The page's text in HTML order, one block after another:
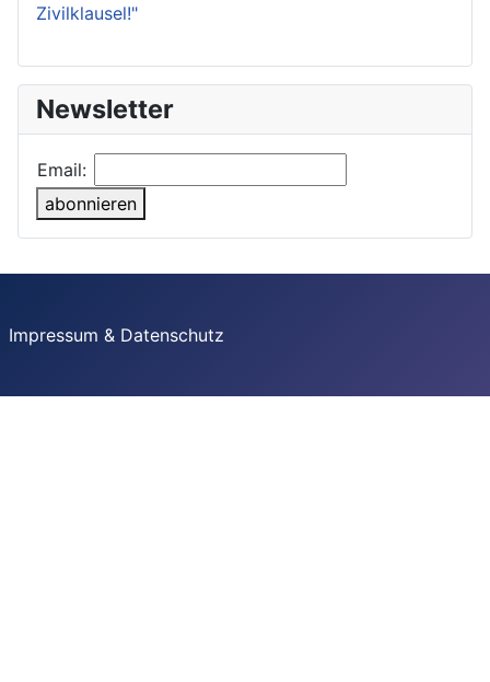
Zivilklausel!"
Newsletter
Email:
abonnieren
Impressum & Datenschutz